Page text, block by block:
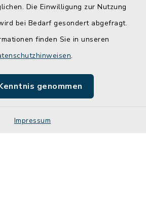
Die Einwilligung zur Nutzung
bei Bedarf gesondert abgefragt.
finden Sie in unseren
.
genommen
Impressum
Impressum
Sitemap